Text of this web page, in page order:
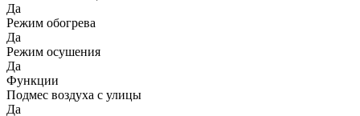
Да
Режим обогрева
Да
Режим осушения
Да
Функции
Подмес воздуха с улицы
Да